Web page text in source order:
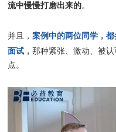
流中慢慢打磨出来的。
并且，案例中的两位同学，
面试，那种紧张、激动、被
点。